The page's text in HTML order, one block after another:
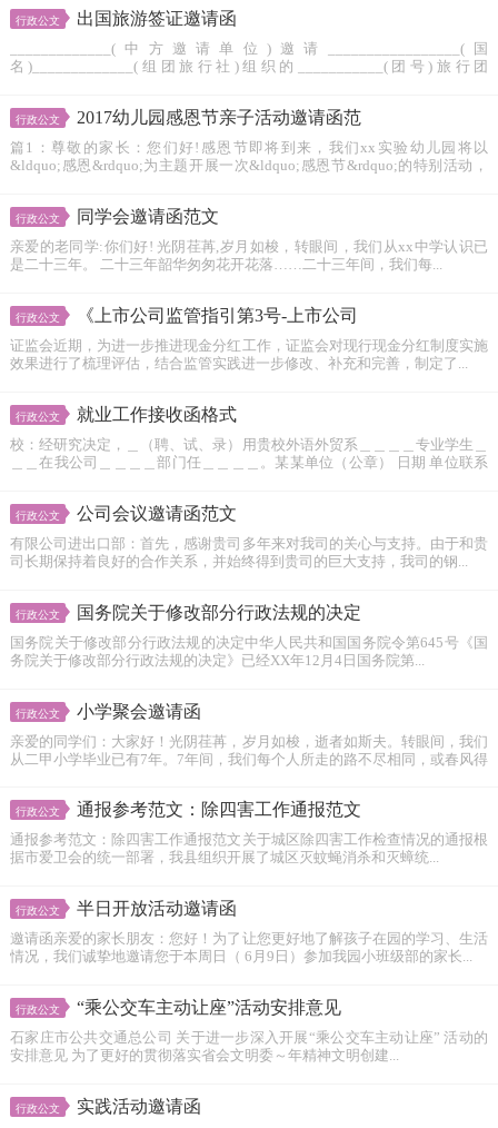
行政公文 出国旅游签证邀请函
_____________(中方邀请单位)邀请_________________(国
名)_____________(组团旅行社)组织的___________(团号)旅行团
行政公文 2017幼儿园感恩节亲子活动邀请函范
篇1：尊敬的家长：您们好!感恩节即将到来，我们xx实验幼儿园将以
&ldquo;感恩&rdquo;为主题开展一次&ldquo;感恩节&rdquo;的特别活动，
行政公文 同学会邀请函范文
亲爱的老同学:你们好! 光阴荏苒,岁月如梭，转眼间，我们从xx中学认识已
是二十三年。 二十三年韶华匆匆花开花落……二十三年间，我们每...
行政公文 《上市公司监管指引第3号-上市公司
证监会近期，为进一步推进现金分红工作，证监会对现行现金分红制度实施
效果进行了梳理评估，结合监管实践进一步修改、补充和完善，制定了...
行政公文 就业工作接收函格式
校：经研究决定，＿（聘、试、录）用贵校外语外贸系＿＿＿＿专业学生＿
＿＿在我公司＿＿＿＿部门任＿＿＿＿。某某单位（公章） 日期 单位联系
行政公文 公司会议邀请函范文
有限公司进出口部：首先，感谢贵司多年来对我司的关心与支持。由于和贵
司长期保持着良好的合作关系，并始终得到贵司的巨大支持，我司的钢...
行政公文 国务院关于修改部分行政法规的决定
国务院关于修改部分行政法规的决定中华人民共和国国务院令第645号《国
务院关于修改部分行政法规的决定》已经XX年12月4日国务院第...
行政公文 小学聚会邀请函
亲爱的同学们：大家好！光阴荏苒，岁月如梭，逝者如斯夫。转眼间，我们
从二甲小学毕业已有7年。7年间，我们每个人所走的路不尽相同，或春风得
行政公文 通报参考范文：除四害工作通报范文
通报参考范文：除四害工作通报范文关于城区除四害工作检查情况的通报根
据市爱卫会的统一部署，我县组织开展了城区灭蚊蝇消杀和灭蟑统...
行政公文 半日开放活动邀请函
邀请函亲爱的家长朋友：您好！为了让您更好地了解孩子在园的学习、生活
情况，我们诚挚地邀请您于本周日（ 6月9日）参加我园小班级部的家长...
行政公文 “乘公交车主动让座”活动安排意见
石家庄市公共交通总公司 关于进一步深入开展“乘公交车主动让座” 活动的
安排意见 为了更好的贯彻落实省会文明委～年精神文明创建...
行政公文 实践活动邀请函